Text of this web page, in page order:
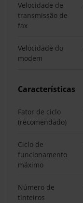
Velocidade de
transmissão de
fax
Velocidade do
modem
Características
Fator de ciclo
(recomendado)
Ciclo de
funcionamento
máximo
Número de
tinteiros